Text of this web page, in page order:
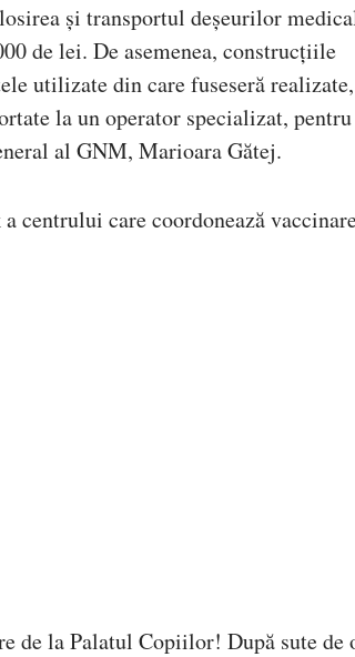
și transportul deșeurilor
de lei. De asemenea, construcțiile
utilizate din care fuseseră realizate,
la un operator specializat,
al GNM, Marioara Gătej.
centrului care coordonează
de la Palatul Copiilor! După sute de